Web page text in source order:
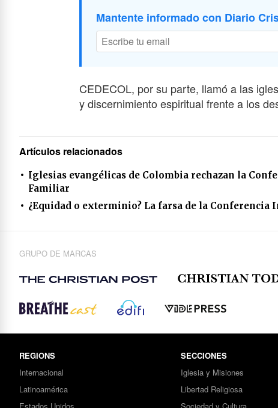
Mantente informado con Diario
CEDECOL, por su parte, llamó a las
y discernimiento espiritual frente a los
Artículos relacionados
Iglesias evangélicas de Colombia rechazan la
Familiar
¿Equidad o exterminio? La farsa de la
GRUPO DE MARCAS
REGIONS
Internacional
Latinoamérica
SECCIONES
Iglesia y Misiones
Libertad Religiosa